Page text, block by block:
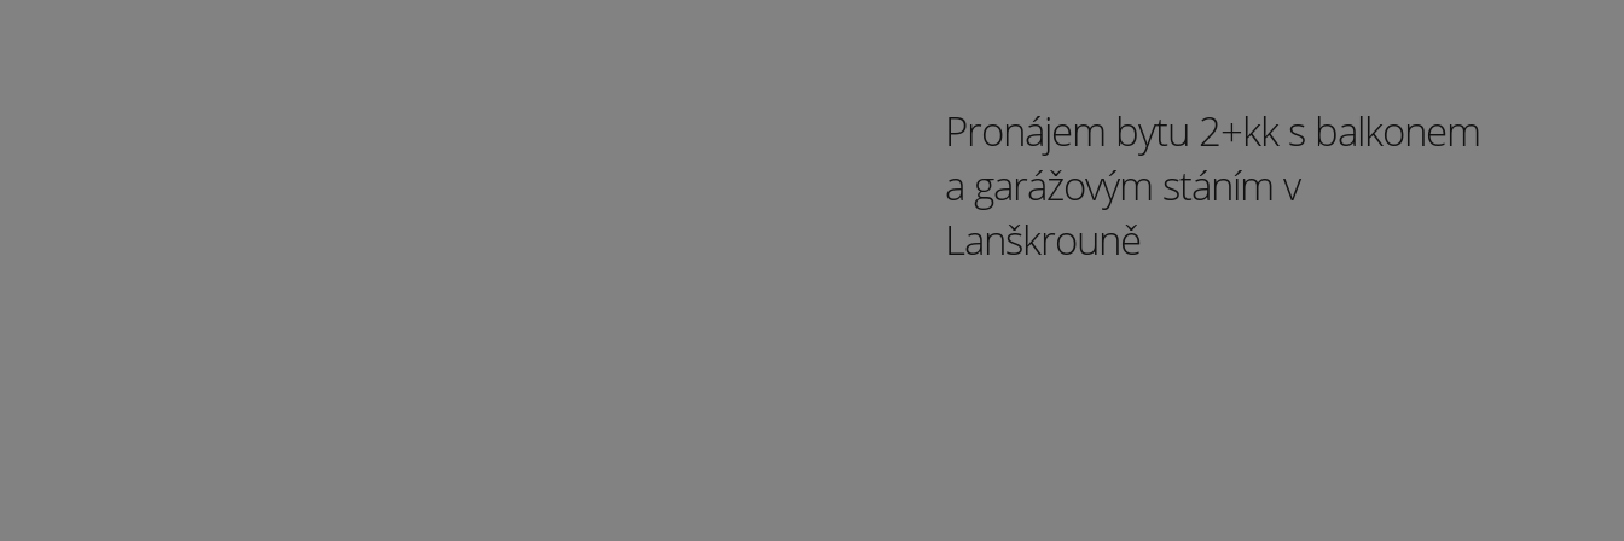
Pronájem bytu 2+kk s balkonem
a garážovým stáním v
Lanškrouně